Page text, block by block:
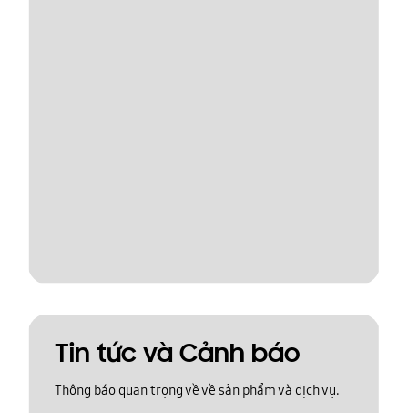
Tin tức và Cảnh báo
Thông báo quan trọng về về sản phẩm và dịch vụ.